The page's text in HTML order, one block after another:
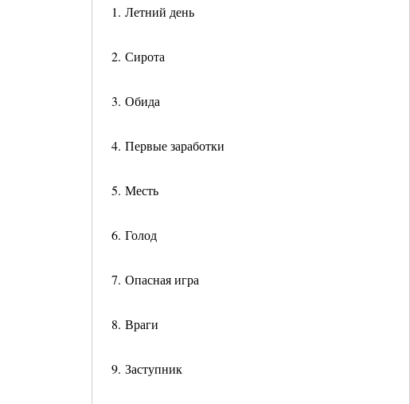
1. Летний день
2. Сирота
3. Обида
4. Первые заработки
5. Месть
6. Голод
7. Опасная игра
8. Враги
9. Заступник